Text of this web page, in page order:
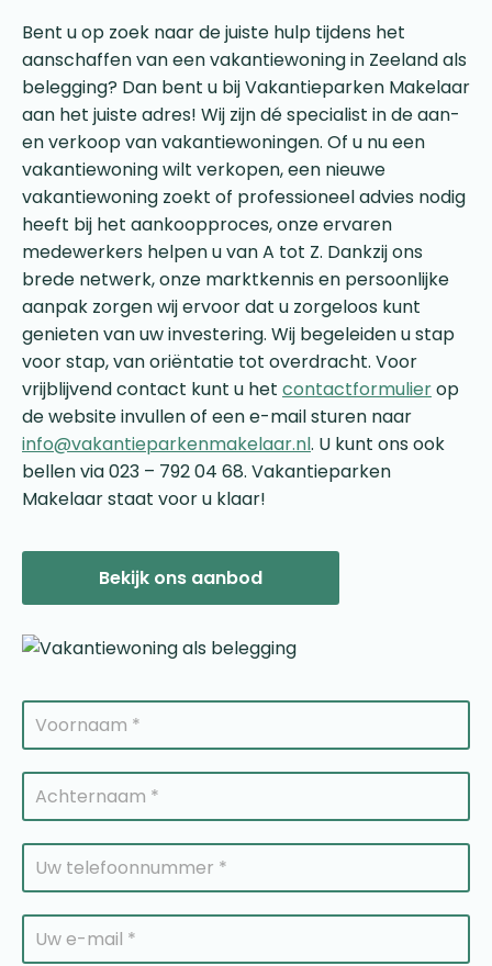
Bent u op zoek naar de juiste hulp tijdens het
aanschaffen van een vakantiewoning in Zeeland als
belegging? Dan bent u bij Vakantieparken Makelaar
aan het juiste adres! Wij zijn dé specialist in de aan-
en verkoop van vakantiewoningen. Of u nu een
vakantiewoning wilt verkopen, een nieuwe
vakantiewoning zoekt of professioneel advies nodig
heeft bij het aankoopproces, onze ervaren
medewerkers helpen u van A tot Z. Dankzij ons
brede netwerk, onze marktkennis en persoonlijke
aanpak zorgen wij ervoor dat u zorgeloos kunt
genieten van uw investering. Wij begeleiden u stap
voor stap, van oriëntatie tot overdracht. Voor
vrijblijvend contact kunt u het contactformulierop
de website invullen of een e-mail sturen naar
info@vakantieparkenmakelaar.nl. U kunt ons ook
bellen via 023 – 792 04 68. Vakantieparken
Makelaar staat voor u klaar!
Bekijk ons aanbod